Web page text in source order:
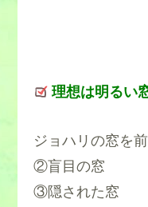
理想は明るい
ジョハリの窓を
②盲目の窓
③隠された窓